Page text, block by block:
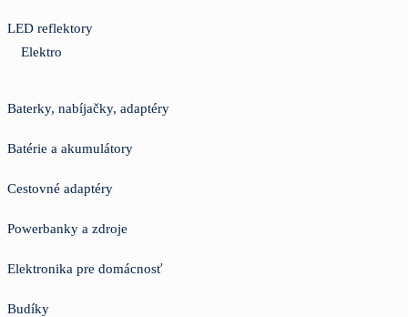
LED reflektory
Elektro
Baterky, nabíjačky, adaptéry
Batérie a akumulátory
Cestovné adaptéry
Powerbanky a zdroje
Elektronika pre domácnosť
Budíky